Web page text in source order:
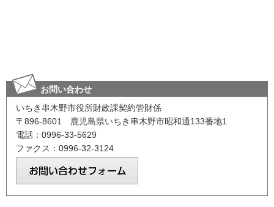
お問い合わせ
いちき串木野市役所財政課契約管財係
〒896-8601 鹿児島県いちき串木野市昭和通133番地1
電話：0996-33-5629
ファクス：0996-32-3124